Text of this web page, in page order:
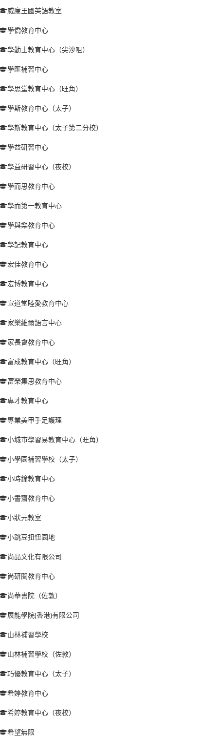
威廉王國英語教室
學僑教育中心
學勤士教育中心（尖沙咀）
學匯補習中心
學思堂教育中心（旺角）
學斯教育中心（太子）
學斯教育中心（太子第二分校）
學益研習中心
學益研習中心（夜校）
學而思教育中心
學而第一教育中心
學與樂教育中心
學記教育中心
宏佳教育中心
宏博教育中心
宣道堂睦愛教育中心
家樂維爾語言中心
家長會教育中心
富成教育中心（旺角）
富榮集思教育中心
專才教育中心
專業美甲手足護理
小城市學習易教育中心（旺角）
小學園補習學校（太子）
小時鐘教育中心
小書齋教育中心
小狀元教室
小跳豆扭忸園地
尚品文化有限公司
尚研閱教育中心
尚華書院（佐敦）
展能學院(香港)有限公司
山林補習學校
山林補習學校（佐敦）
巧優教育中心（太子）
希婷教育中心
希婷教育中心（夜校）
希望無限